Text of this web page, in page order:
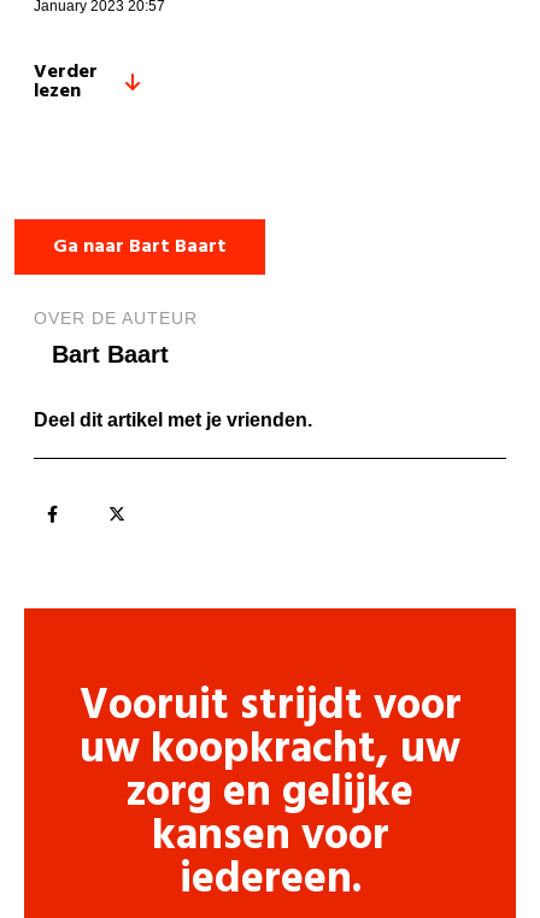
January 2023 20:57
Verder
lezen
Ga naar Bart Baart
OVER DE AUTEUR
Bart Baart
Deel dit artikel met je vrienden.
Vooruit strijdt voor
uw koopkracht, uw
zorg en gelijke
kansen voor
iedereen.